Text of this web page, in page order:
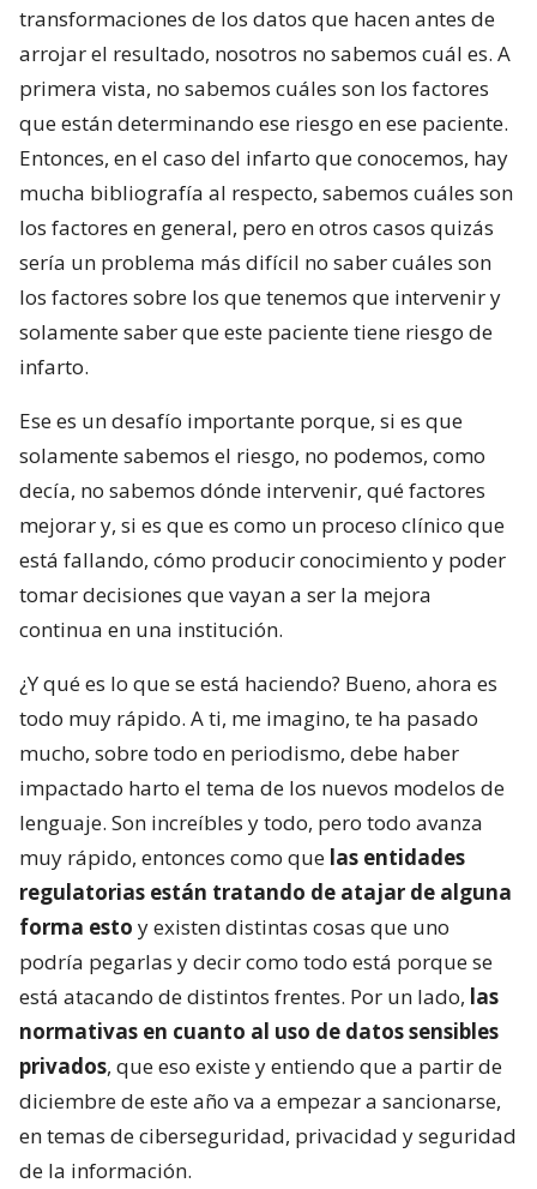
transformaciones de los datos que hacen antes de
arrojar el resultado, nosotros no sabemos cuál es. A
primera vista, no sabemos cuáles son los factores
que están determinando ese riesgo en ese paciente.
Entonces, en el caso del infarto que conocemos, hay
mucha bibliografía al respecto, sabemos cuáles son
los factores en general, pero en otros casos quizás
sería un problema más difícil no saber cuáles son
los factores sobre los que tenemos que intervenir y
solamente saber que este paciente tiene riesgo de
infarto.
Ese es un desafío importante porque, si es que
solamente sabemos el riesgo, no podemos, como
decía, no sabemos dónde intervenir, qué factores
mejorar y, si es que es como un proceso clínico que
está fallando, cómo producir conocimiento y poder
tomar decisiones que vayan a ser la mejora
continua en una institución.
¿Y qué es lo que se está haciendo? Bueno, ahora es
todo muy rápido. A ti, me imagino, te ha pasado
mucho, sobre todo en periodismo, debe haber
impactado harto el tema de los nuevos modelos de
lenguaje. Son increíbles y todo, pero todo avanza
muy rápido, entonces como que las entidades
regulatorias están tratando de atajar de alguna
forma esto y existen distintas cosas que uno
podría pegarlas y decir como todo está porque se
está atacando de distintos frentes. Por un lado, las
normativas en cuanto al uso de datos sensibles
privados, que eso existe y entiendo que a partir de
diciembre de este año va a empezar a sancionarse,
en temas de ciberseguridad, privacidad y seguridad
de la información.